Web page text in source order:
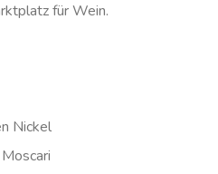
für Wein.
Nickel